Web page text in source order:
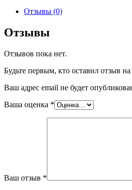
Отзывы (0)
Отзывы
Отзывов пока нет.
Будьте первым, кто оставил отзыв
Ваш адрес email не будет
Ваша оценка *
Ваш отзыв *